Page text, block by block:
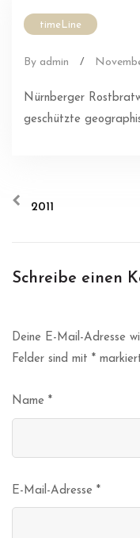
timeLine
By admin /
Nürnberger
geschützte
2011
Schreibe einen
Deine E-Mail-Adresse
Felder sind mit *
Name *
E-Mail-Adresse *